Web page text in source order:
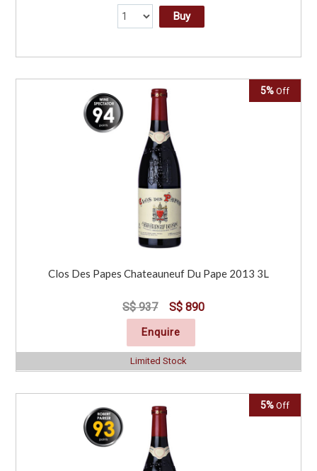
Buy
5% Off
Clos Des Papes Chateauneuf Du Pape 2013 3L
S$ 937 S$ 890
Enquire
Limited Stock
5% Off